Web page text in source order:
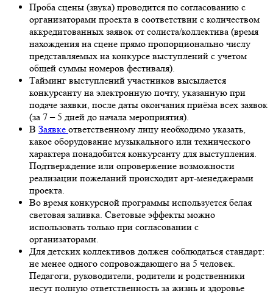
Проба сцены (звука) проводится по согласованию с
организаторами проекта в соответствии с количеством
аккредитованных заявок от солиста/коллектива (время
нахождения на сцене прямо пропорционально числу
представляемых на конкурсе выступлений с учетом
общей суммы номеров фестиваля).
Тайминг выступлений участников высылается
конкурсанту на электронную почту, указанную при
подаче заявки, после даты окончания приёма всех заявок
(за 7 – 5 дней до начала мероприятия).
В Заявке ответственному лицу необходимо указать,
какое оборудование музыкального или технического
характера понадобится конкурсанту для выступления.
Подтверждение или опровержение возможности
реализации пожеланий происходит арт-менеджерами
проекта.
Во время конкурсной программы используется белая
световая заливка. Световые эффекты можно
использовать только при согласовании с
организаторами.
Для детских коллективов должен соблюдаться стандарт:
не менее одного сопровождающего на 5 человек.
Педагоги, руководители, родители и родственники
несут полную ответственность за жизнь и здоровье